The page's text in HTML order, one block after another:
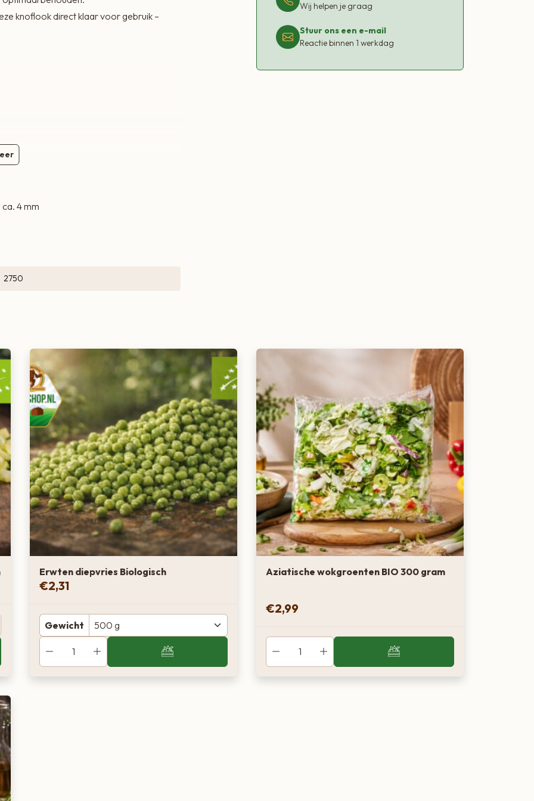
– Roerbakgerechten en wokmaaltijden
– Soepen en sauzen
– Marinades voor vlees, vis of groenten
knoflook direct klaar voor gebruik –
worden gebruikt, zonder ontdooien.
bakken. Door de kleine stukjes verspreidt
invriezen.
4 mm
2750
Wij helpen je graag
Stuur ons een e-mail
Reactie binnen 1 werkdag
Erwten diepvries Biologisch
€2,31
Gewicht
Aziatische wokgroenten BIO 300 gram
€2,99